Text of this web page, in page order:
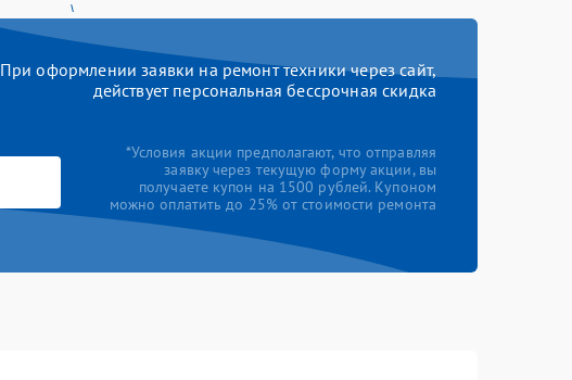
При оформлении заявки на ремонт техники через сайт,
действует персональная бессрочная скидка
*Условия акции предполагают, что отправляя
заявку через текущую форму акции, вы
получаете купон на 1500 рублей. Купоном
можно оплатить до 25% от стоимости ремонта